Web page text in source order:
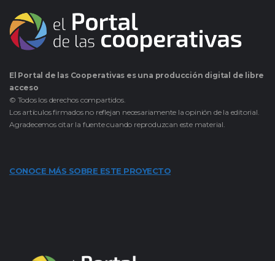
El Portal de las Cooperativas es una producción digital de libre
acceso
© Todos los derechos compartidos.
Los artículos firmados no reflejan necesariamente la opinión de la editorial.
Agradecemos citar la fuente cuando reproduzcan este material.
CONOCE MÁS SOBRE ESTE PROYECTO